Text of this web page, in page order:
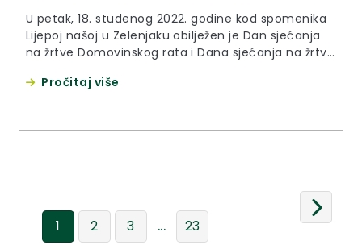
U petak, 18. studenog 2022. godine kod spomenika
Lijepoj našoj u Zelenjaku obilježen je Dan sjećanja
na žrtve Domovinskog rata i Dana sjećanja na žrtvu
Pročitaj više
1 2 3 ... 23